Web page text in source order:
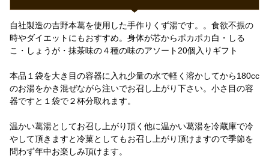
自社製造の吉野本葛を使用した手作りくず湯です。。食欲不振の
時やダイエットにもおすすめ。身体が芯からポカポカ白・しる
こ・しょうが・抹茶味の４種の味のアソート20個入りギフト
本品１袋を大き目の容器に入れ少量の水で軽く溶かしてから180cc
のお湯をかき混ぜながら注いでお召し上がり下さい。小さ目の容
器ですと１袋で２杯分取れます。
温かい葛湯としてお召し上がり頂く他に温かい葛湯を冷蔵庫で冷
やして頂きますと冷菓としてもお召し上がり頂けますので季節を
問わず年中お楽しみ頂けます。